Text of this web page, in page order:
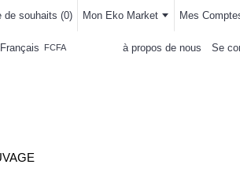
de souhaits (0) Mon Eko Market Mes
Français FCFA à propos de nous Se